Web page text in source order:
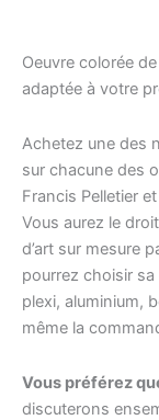
Oeuvre colorée
adaptée à votre
Achetez une des
sur chacune des
Francis Pelletier
Vous aurez le
d’art sur mesure
pourrez choisir
plexi, aluminium,
même la
Vous préférez
discuterons